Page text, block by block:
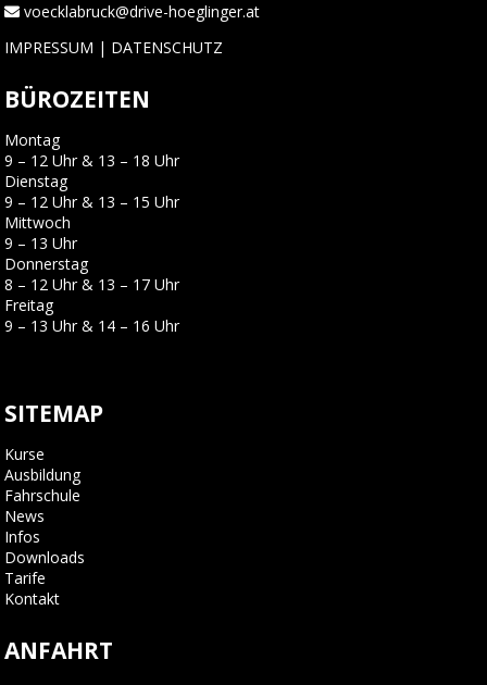
voecklabruck@drive-hoeglinger.at
IMPRESSUM | DATENSCHUTZ
BÜROZEITEN
Montag
9 – 12 Uhr & 13 – 18 Uhr
Dienstag
9 – 12 Uhr & 13 – 15 Uhr
Mittwoch
9 – 13 Uhr
Donnerstag
8 – 12 Uhr & 13 – 17 Uhr
Freitag
9 – 13 Uhr & 14 – 16 Uhr
SITEMAP
Kurse
Ausbildung
Fahrschule
News
Infos
Downloads
Tarife
Kontakt
ANFAHRT